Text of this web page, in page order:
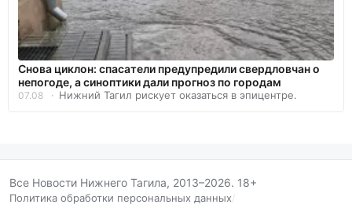
Снова циклон: спасатели предупредили свердловчан о
непогоде, а синоптики дали прогноз по городам
07.08 Нижний Тагил рискует оказаться в эпицентре.
Все Новости Нижнего Тагила, 2013–2026. 18+
Политика обработки персональных данных/